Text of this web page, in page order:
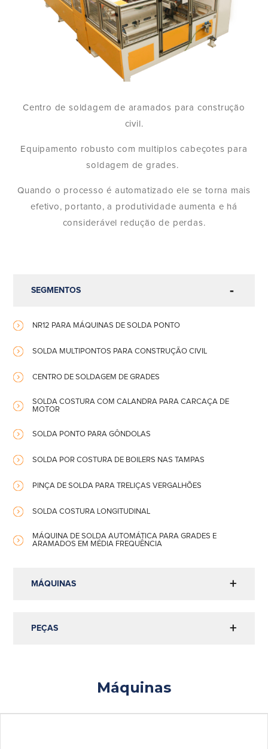
SEGMENTOS
NR12 PARA MÁQUINAS DE SOLDA PONTO
SOLDA MULTIPONTOS PARA CONSTRUÇÃO CIVIL
CENTRO DE SOLDAGEM DE GRADES
SOLDA COSTURA COM CALANDRA PARA CARCAÇA DE
MOTOR
SOLDA PONTO PARA GÔNDOLAS
SOLDA POR COSTURA DE BOILERS NAS TAMPAS
PINÇA DE SOLDA PARA TRELIÇAS VERGALHÕES
SOLDA COSTURA LONGITUDINAL
MÁQUINA DE SOLDA AUTOMÁTICA PARA GRADES E
ARAMADOS EM MÉDIA FREQUÊNCIA
MÁQUINAS
PEÇAS
Centro de soldagem de aramados para construção
civil.
Equipamento robusto com multiplos cabeçotes para
soldagem de grades.
Quando o processo é automatizado ele se torna mais
efetivo, portanto, a produtividade aumenta e há
considerável redução de perdas.
Máquinas